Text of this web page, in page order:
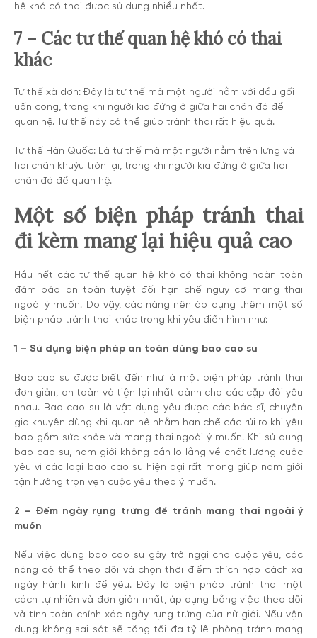
hệ khó có thai được sử dụng nhiều nhất.
7 – Các tư thế quan hệ khó có thai
khác
Tư thế xà đơn: Đây là tư thế mà một người nằm với đầu gối
uốn cong, trong khi người kia đứng ở giữa hai chân đó để
quan hệ. Tư thế này có thể giúp tránh thai rất hiệu quả.
Tư thế Hàn Quốc: Là tư thế mà một người nằm trên lưng và
hai chân khuỷu tròn lại, trong khi người kia đứng ở giữa hai
chân đó để quan hệ.
Một số biện pháp tránh thai
đi kèm mang lại hiệu quả cao
Hầu hết các tư thế quan hệ khó có thai không hoàn toàn
đảm bảo an toàn tuyệt đối hạn chế nguy cơ mang thai
ngoài ý muốn. Do vậy, các nàng nên áp dụng thêm một số
biện pháp tránh thai khác trong khi yêu điển hình như:
1 – Sử dụng biện pháp an toàn dùng bao cao su
Bao cao su được biết đến như là một biện pháp tránh thai
đơn giản, an toàn và tiện lợi nhất dành cho các cặp đôi yêu
nhau. Bao cao su là vật dụng yêu được các bác sĩ, chuyên
gia khuyên dùng khi quan hệ nhằm hạn chế các rủi ro khi yêu
bao gồm sức khỏe và mang thai ngoài ý muốn. Khi sử dụng
bao cao su, nam giới không cần lo lắng về chất lượng cuộc
yêu vì các loại bao cao su hiện đại rất mong giúp nam giới
tận hưởng trọn vẹn cuộc yêu theo ý muốn.
2 – Đếm ngày rụng trứng để tránh mang thai ngoài ý
muốn
Nếu việc dùng bao cao su gây trở ngại cho cuộc yêu, các
nàng có thể theo dõi và chọn thời điểm thích hợp cách xa
ngày hành kinh để yêu. Đây là biện pháp tránh thai một
cách tự nhiên và đơn giản nhất, áp dụng bằng việc theo dõi
và tính toàn chính xác ngày rụng trứng của nữ giới. Nếu vận
dụng không sai sót sẽ tăng tối đa tỷ lệ phòng tránh mang